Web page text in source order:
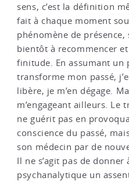
sens, c’est la définition
fait à chaque moment
phénomène de
bientôt à recommencer
finitude. En assumant un
transforme mon passé,
libère, je m’en dégage.
m’engageant ailleurs. Le
ne guérit pas en
conscience du passé,
son médecin par de
Il ne s’agit pas de donner
psychanalytique un